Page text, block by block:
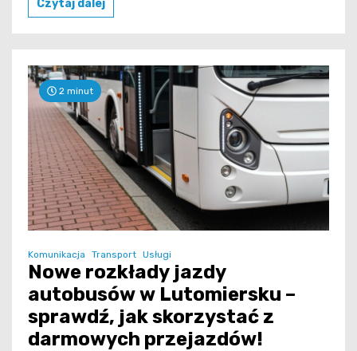
Czytaj dalej
2 minut
Komunikacja Transport Usługi
Nowe rozkłady jazdy
autobusów w Lutomiersku –
sprawdź, jak skorzystać z
darmowych przejazdów!